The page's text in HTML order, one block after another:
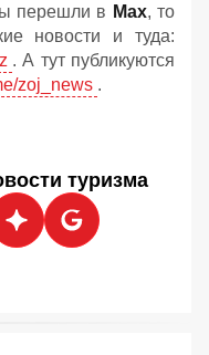
перешли в Мах, то
новости и туда:
. А тут публикуются
zoj_news .
туризма